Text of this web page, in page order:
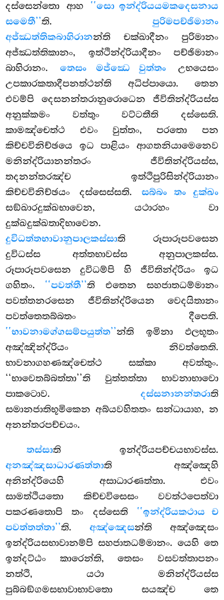
දස්සෙන්තො ආහ ‘‘සො ඉන්ද්රියයමකදෙසනාය
සමෙතී’’ති. පුරිමපච්ඡිමානං
අජ්ඣත්තිකබාහිරානන්ති චක්ඛාදීනං පුරිමානං
අජ්ඣත්තිකානං, ඉත්ථින්ද්රියාදීනං පච්ඡිමානං
බාහිරානං. තෙසං මජ්ඣෙ වුත්තං උභයෙසං
උපකාරකතාදීපනත්ථන්ති අධිප්පායො. තෙන
එවම්පි දෙසනන්තරානුරොධෙන ජීවිතින්ද්රියස්ස
අනුක්කමං වත්තුං වට්ටතීති දස්සෙති.
කාමඤ්චෙත්ථ එවං වුත්තං, පරතො පන
කිච්චවිනිච්ඡයෙ ඉධ පාළියං ආගතනියාමෙනෙව
මනින්ද්රියානන්තරං ජීවිතින්ද්රියස්ස,
තදනන්තරඤ්ච ඉත්ථිපුරිසින්ද්රියානං
කිච්චවිනිච්ඡයං දස්සෙස්සති. සබ්බං තං දුක්ඛං
සඞ්ඛාරදුක්ඛභාවෙන, යථාරහං වා
දුක්ඛදුක්ඛතාදිභාවෙන.
දුවිධත්තභාවානුපාලකස්සාති රූපාරූපවසෙන
දුවිධස්ස අත්තභාවස්ස අනුපාලකස්ස.
රූපාරූපවසෙන දුවිධම්පි හි ජීවිතින්ද්රියං ඉධ
ගහිතං. ‘‘පවත්තී’’ති එතෙන සහජාතධම්මානං
පවත්තනරසෙන ජීවිතින්ද්රියෙන වෙදයිතානං
පවත්තෙතබ්බතං දීපෙති.
‘‘භාවනාමග්ගසම්පයුත්ත’’න්ති ඉමිනා ඵලභූතං
අඤ්ඤින්ද්රියං නිවත්තෙති.
භාවනාගහණඤ්චෙත්ථ සක්කා අවත්තුං.
‘‘භාවෙතබ්බත්තා’’ති වුත්තත්තා භාවනාභාවො
පාකටොව. දස්සනානන්තරාති
සමානජාතිභූමිකෙන අබ්යවහිතතං සන්ධායාහ, න
අනන්තරපච්චයං.
තස්සාති ඉන්ද්රියපච්චයභාවස්ස.
අනඤ්ඤසාධාරණත්තාති අඤ්ඤෙහි
අනින්ද්රියෙහි අසාධාරණත්තා. එවං
සාමත්ථියතො කිච්චවිසෙසං වවත්ථපෙත්වා
පකරණතොපි තං දස්සෙති ‘‘ඉන්ද්රියකථාය ච
පවත්තත්තා’’ති. අඤ්ඤෙසන්ති අඤ්ඤෙසං
ඉන්ද්රියසභාවානම්පි සහජාතධම්මානං. යෙහි තෙ
ඉන්දට්ඨං කාරෙන්ති, තෙසං වසවත්තාපනං
නත්ථි, යථා මනින්ද්රියස්ස
පුබ්බඞ්ගමසභාවාභාවතො සයඤ්ච තෙ